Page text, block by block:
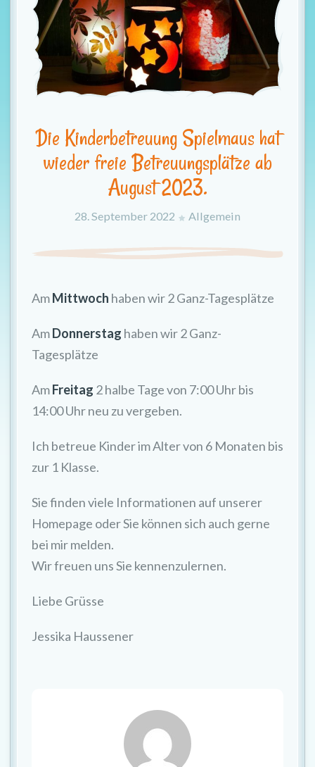
Die Kinderbetreuung Spielmaus hat
wieder freie Betreuungsplätze ab
August 2023.
28. September 2022 Allgemein
AmMittwoch haben wir 2 Ganz-Tagesplätze
AmDonnerstag haben wir 2 Ganz-
Tagesplätze
AmFreitag 2 halbe Tage von 7:00 Uhr bis
14:00 Uhr neu zu vergeben.
Ich betreue Kinder im Alter von 6 Monaten bis
zur 1 Klasse.
Sie finden viele Informationen auf unserer
Homepage oder Sie können sich auch gerne
bei mir melden.
Wir freuen uns Sie kennenzulernen.
Liebe Grüsse
Jessika Haussener